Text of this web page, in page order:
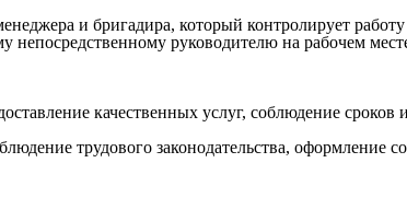
и бригадира, который контролирует
непосредственному руководителю на рабочем
качественных услуг, соблюдение
трудового законодательства, оформление